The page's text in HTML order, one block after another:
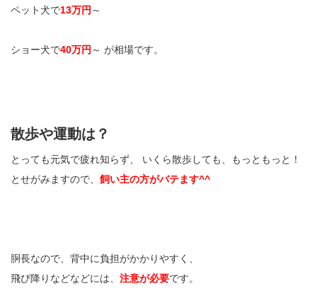
ペット犬で13万円 ～
ショー犬で40万円 ～ が相場です。
散歩や運動は？
とっても元気で疲れ知らず、 いくら散歩しても、もっともっと！
とせがみますので、 飼い主の方がバテます^^
胴長なので、背中に負担がかかりやすく、
飛び降りなどなどには、 注意が必要です。